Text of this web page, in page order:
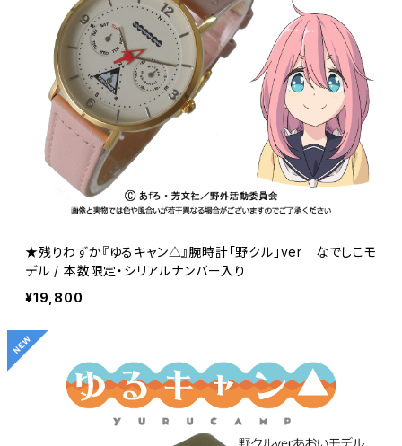
★残りわずか『ゆるキャン△』腕時計「野クル」ver なでしこモ
デル / 本数限定・シリアルナンバー入り
¥19,800